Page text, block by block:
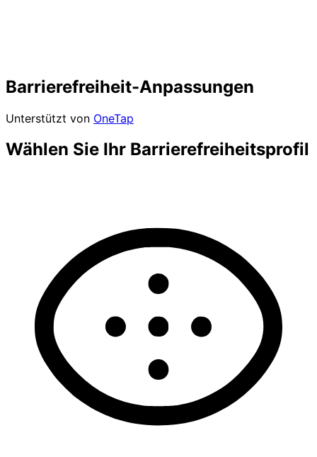
Barrierefreiheit-Anpassungen
Unterstützt von OneTap
Wählen Sie Ihr Barrierefreiheitsprofil